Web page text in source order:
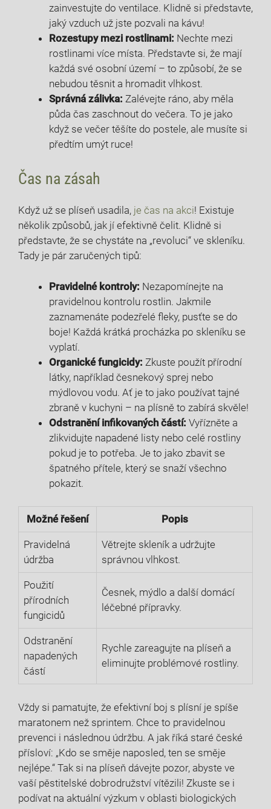
zainvestujte do ventilace.⁤ Klidně si představte,
jaký⁢ vzduch už jste pozvali na kávu!
Rozestupy mezi rostlinami: Nechte⁤ mezi
rostlinami více místa. Představte si, že mají
každá ‍své osobní území – to způsobí, že se
nebudou těsnit⁣ a hromadit vlhkost.
Správná zálivka: Zalévejte ráno, aby měla
půda čas zaschnout do večera. To ⁣je jako
když se večer těšíte do postele, ale musíte si‍
předtím umýt ruce!
Čas na zásah
Když už se plíseň usadila, je čas na akci!‍ Existuje
několik způsobů, jak jí efektivně čelit. Klidně si
představte, ⁤že se chystáte na‌ „revoluci“ ve skleníku.
Tady je pár zaručených tipů:
Pravidelné ⁢kontroly: Nezapomínejte na
pravidelnou ⁢kontrolu rostlin. Jakmile‍
zaznamenáte podezřelé fleky, pusťte ‌se ‍do
boje! Každá krátká⁤ procházka po ​skleníku se
vyplatí.
Organické fungicidy: Zkuste použít přírodní
látky, například česnekový sprej nebo
mýdlovou ​vodu. Ať ⁢je to jako používat tajné
zbraně ‌v kuchyni – na plísně to zabírá skvěle!
Odstranění⁢ infikovaných částí: Vyřízněte a
zlikvidujte⁤ napadené listy nebo​ celé rostliny
pokud je to potřeba. Je to jako zbavit se
špatného přítele, který se ‌snaží všechno
pokazit.
Možné řešení Popis
Pravidelná
údržba
Větrejte skleník a udržujte
správnou vlhkost.
Použití
přírodních
fungicidů
Česnek, mýdlo a další domácí
léčebné přípravky.
Odstranění
napadených
částí
Rychle zareagujte na plíseň a
eliminujte problémové rostliny.
Vždy si pamatujte, že efektivní boj s plísní je spíše ​
maratonem než sprintem. Chce to pravidelnou
prevenci i následnou údržbu. A jak ‍říká staré⁢ české
přísloví:‌ „Kdo se směje ⁢naposled, ten se směje
nejlépe.“ Tak si na ‍plíseň dávejte pozor, abyste ve
vaší pěstitelské dobrodružství vítězili! Zkuste se i
podívat na aktuální výzkum v oblasti biologických